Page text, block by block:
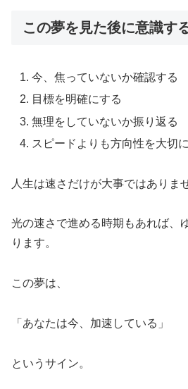
この夢を見た後に意識す
今、焦っていないか確認する
目標を明確にする
無理をしていないか振り返る
スピードよりも方向性を大切
人生は速さだけが大事ではありま
光の速さで進める時期もあれば、
ります。
この夢は、
「あなたは今、加速している」
というサイン。